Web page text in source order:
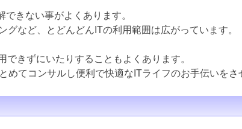
きない事がよくあります。
など、とどんどんITの利用範囲は広がっています。
きずにいたりすることもよくあります。
てコンサルし便利で快適なITライフのお手伝いをさ